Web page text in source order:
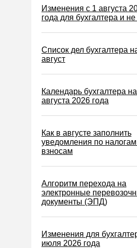
Налог на рекламу
Торговый сбор
Туристический налог
Водный налог
Экологический налог
Налог на игорный
Акцизы
Уплата налогов
Возврат и зачет
Налоговые проверки
Самозанятые
Изменения с 1 августа
года для бухгалтера и не
Список дел бухгалтера
август
Календарь бухгалтера
августа 2026 года
Как в августе заполнить
уведомления по
взносам
Алгоритм перехода на
электронные
документы (ЭПД)
Изменения для
июля 2026 года